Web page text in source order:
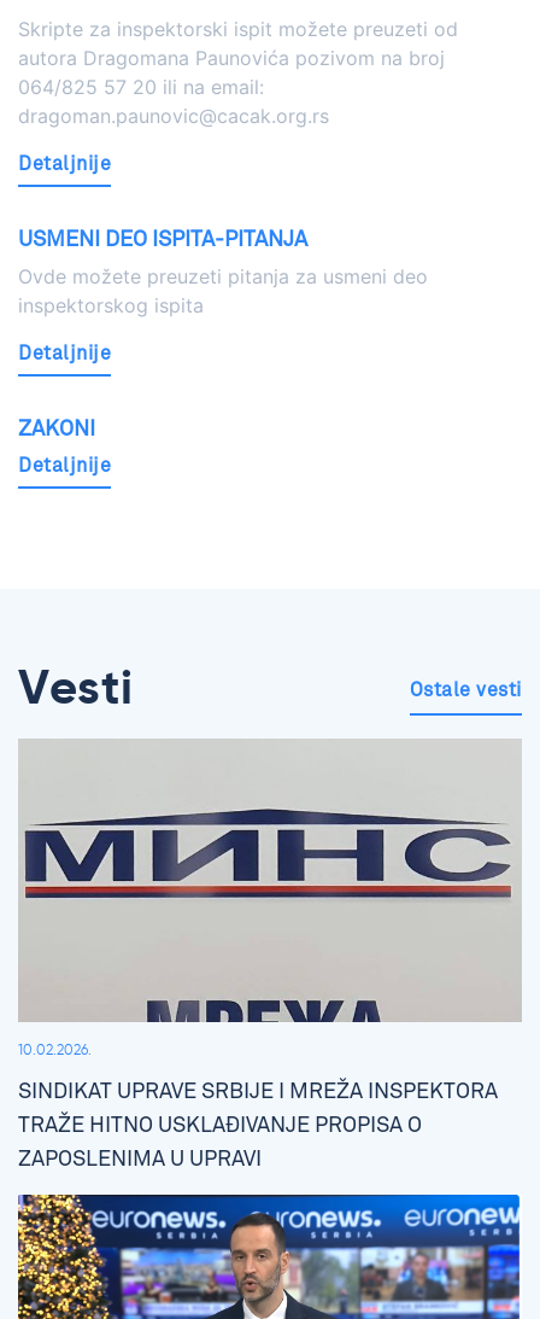
Skripte za inspektorski ispit možete preuzeti od
autora Dragomana Paunovića pozivom na broj
064/825 57 20 ili na email:
dragoman.paunovic@cacak.org.rs
Detaljnije
USMENI DEO ISPITA-PITANJA
Ovde možete preuzeti pitanja za usmeni deo
inspektorskog ispita
Detaljnije
ZAKONI
Detaljnije
Vesti Ostale vesti
10.02.2026.
SINDIKAT UPRAVE SRBIJE I MREŽA INSPEKTORA
TRAŽE HITNO USKLAĐIVANJE PROPISA O
ZAPOSLENIMA U UPRAVI